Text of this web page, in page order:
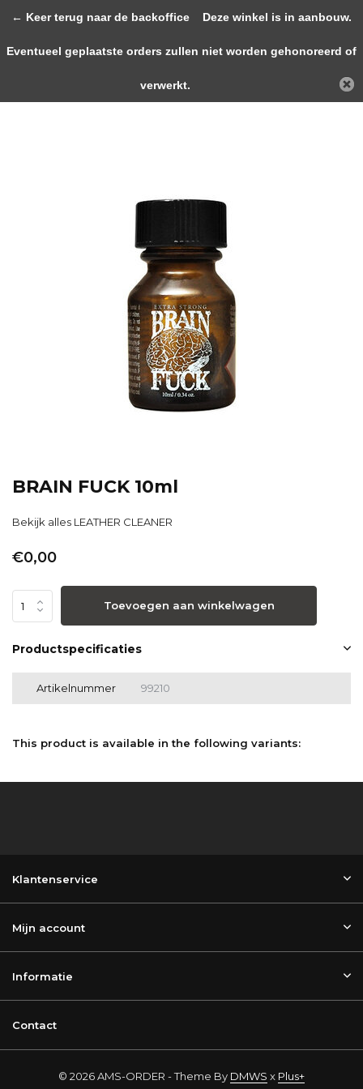
Home
BRAIN FUCK 10ml
Bekijk alles LEATHER CLEANER
€0,00
Toevoegen aan winkelwagen
Productspecificaties
Artikelnummer 99210
This product is available in the following variants:
Klantenservice
Mijn account
Informatie
Contact
© 2026 AMS-ORDER - Theme By DMWS x Plus+
← Keer terug naar de backoffice Deze winkel is in aanbouw.
Eventueel geplaatste orders zullen niet worden gehonoreerd of
verwerkt.